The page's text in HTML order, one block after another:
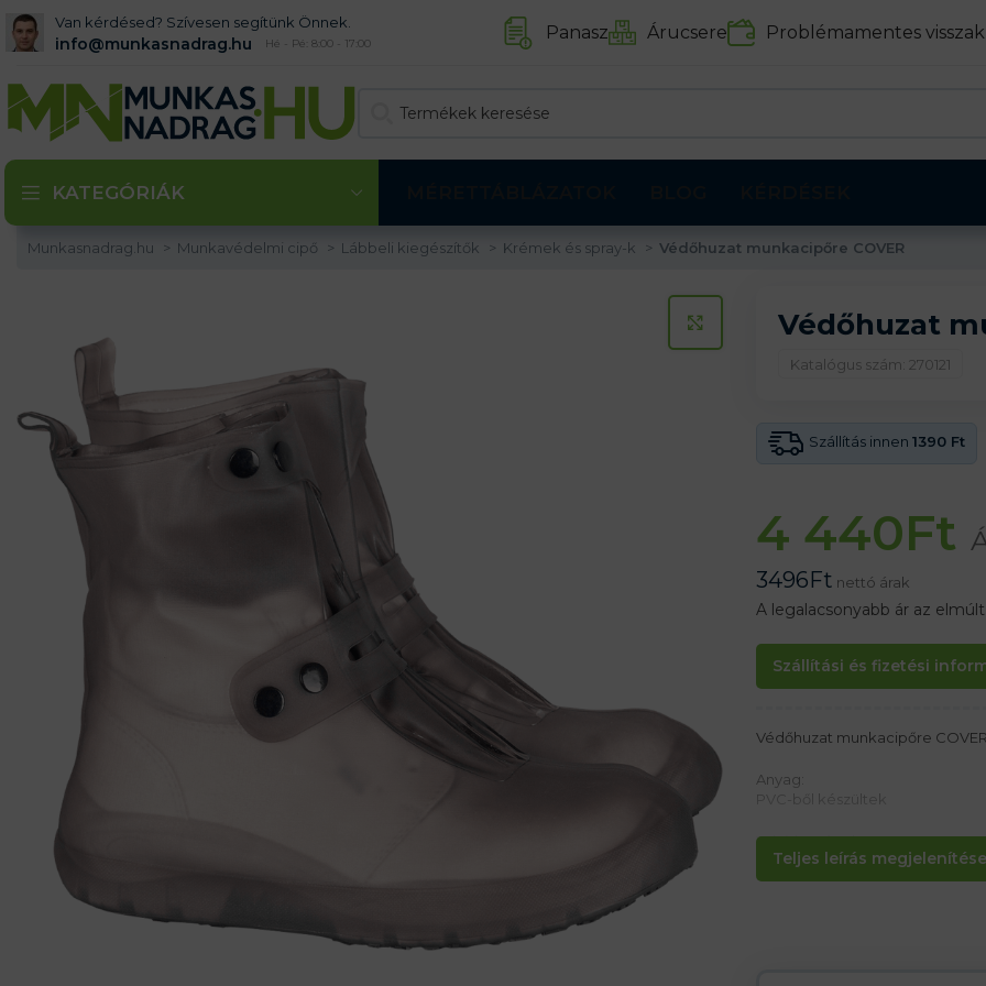
Van kérdésed? Szívesen segítünk Önnek.
info@munkasnadrag.hu Hé - Pé: 8:00 - 17:00 Panasz Árucsere Problémamentes
KATEGÓRIÁK
Munkasnadrag.hu Munkavédelmi cipő Lábbeli kiegészítők Krémek és spray-k Védőhuzat munkacipőre COVER
KATTINTS A KINAGYÍTÁSHOZ
Védőhuzat
Katalógus szám: 270121
Szállítás innen 1390 Ft
4 440Ft
3496Ft nettó árak
A legalacsonyabb ár az
Szállítási és fizetési
Teljes leírás
Védőhuzat munkacipőre COVER
Anyag:
PVC-ből készültek
Tulajdonságok:
– Védi a cipőt a
– Rögzítés gombokkal